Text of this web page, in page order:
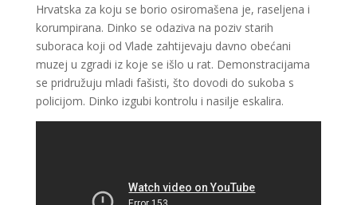
Hrvatska za koju se borio osiromašena je, raseljena i
korumpirana. Dinko se odaziva na poziv starih
suboraca koji od Vlade zahtijevaju davno obećani
muzej u zgradi iz koje se išlo u rat. Demonstracijama
se pridružuju mladi fašisti, što dovodi do sukoba s
policijom. Dinko izgubi kontrolu i nasilje eskalira.